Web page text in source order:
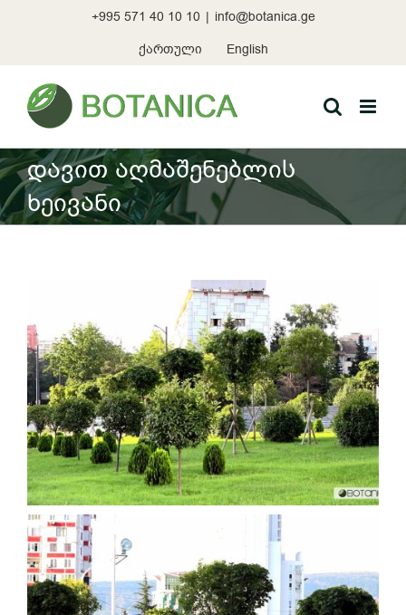
+995 571 40 10 10 | info@botanica.ge
ქართული
English
დავით აღმაშენებლის
ხეივანი